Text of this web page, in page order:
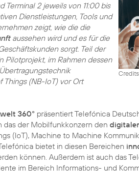
Terminal 2 jeweils von 11:00 bis
Dienstleistungen, Tools und
zeigt, wie die die
aussehen wird und es für die
sorgt. Teil der
Pilotprojekt, im Rahmen dessen
Things (NB-IoT) vor Ort
360° präsentiert Telefónica
das der Mobilfunkkonzern den
(IoT), Machine to Machine
bietet in diesen Bereichen
können. Außerdem ist auch das
im Bereich Informations- und